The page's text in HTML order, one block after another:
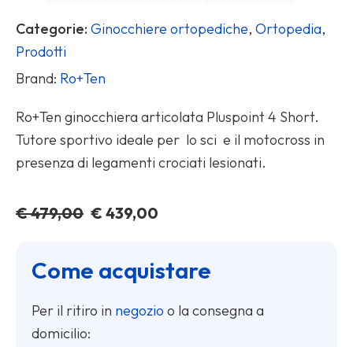
Categorie: Ginocchiere ortopediche, Ortopedia,
Prodotti
Brand: Ro+Ten
Ro+Ten ginocchiera articolata Pluspoint 4 Short.
Tutore sportivo ideale per lo sci e il motocross in
presenza di legamenti crociati lesionati.
€479,00 Il
originale
era:
€ 479,00.
€ 439,00
attuale
è:
€ 439,00.
Come acquistare
Per il ritiro in negozio o la consegna a
domicilio: